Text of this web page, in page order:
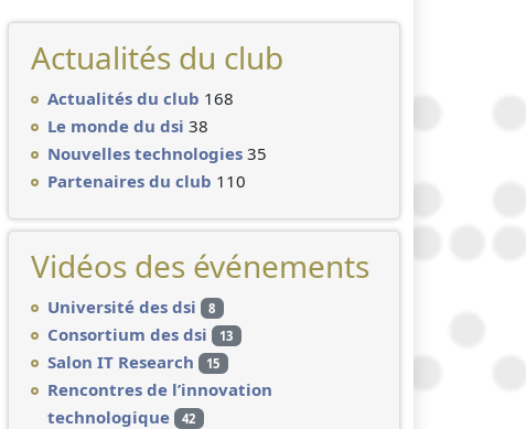
Actualités du club
Actualités du club 168
Le monde du dsi 38
Nouvelles technologies 35
Partenaires du club 110
Vidéos des événements
Université des dsi 8
Consortium des dsi 13
Salon IT Research 15
Rencontres de l’innovation
technologique
42